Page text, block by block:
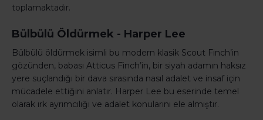
toplamaktadır.
Bülbülü Öldürmek - Harper Lee
Bülbülü öldürmek isimli bu modern klasik Scout Finch’in
gözünden, babası Atticus Finch’in, bir siyah adamın haksız
yere suçlandığı bir dava sırasında nasıl adalet ve insaf için
mücadele ettiğini anlatır. Harper Lee bu eserinde temel
olarak ırk ayrımcılığı ve adalet konularını ele almıştır.